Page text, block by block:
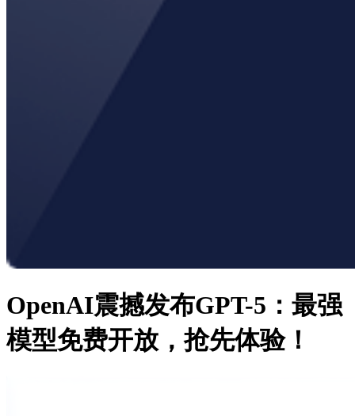
OpenAI震撼发布GPT-5：最强
模型免费开放，抢先体验！